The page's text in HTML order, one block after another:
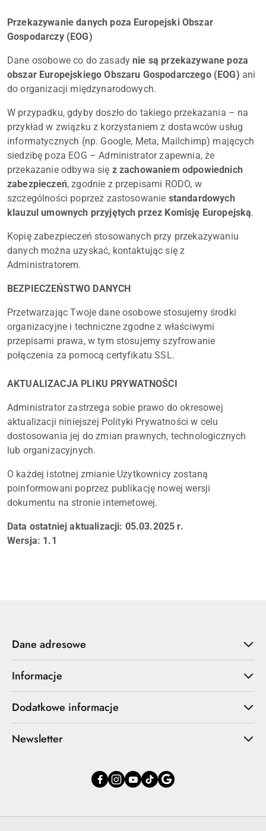
Przekazywanie danych poza Europejski Obszar
Gospodarczy (EOG)
Dane osobowe co do zasadynie są przekazywane poza
obszar Europejskiego Obszaru Gospodarczego (EOG) ani
do organizacji międzynarodowych.
W przypadku, gdyby doszło do takiego przekazania – na
przykład w związku z korzystaniem z dostawców usług
informatycznych (np. Google, Meta, Mailchimp) mających
siedzibę poza EOG – Administrator zapewnia, że
przekazanie odbywa się z zachowaniem odpowiednich
zabezpieczeń, zgodnie z przepisami RODO, w
szczególności poprzez zastosowanie standardowych
klauzul umownych przyjętych przez Komisję Europejską.
Kopię zabezpieczeń stosowanych przy przekazywaniu
danych można uzyskać, kontaktując się z
Administratorem.
BEZPIECZEŃSTWO DANYCH
Przetwarzając Twoje dane osobowe stosujemy środki
organizacyjne i techniczne zgodne z właściwymi
przepisami prawa, w tym stosujemy szyfrowanie
połączenia za pomocą certyfikatu SSL.
AKTUALIZACJA PLIKU PRYWATNOŚCI
Administrator zastrzega sobie prawo do okresowej
aktualizacji niniejszej Polityki Prywatności w celu
dostosowania jej do zmian prawnych, technologicznych
lub organizacyjnych.
O każdej istotnej zmianie Użytkownicy zostaną
poinformowani poprzez publikację nowej wersji
dokumentu na stronie internetowej.
Data ostatniej aktualizacji: 05.03.2025 r.
Wersja: 1.1
Dane adresowe
Informacje
Dodatkowe informacje
Newsletter